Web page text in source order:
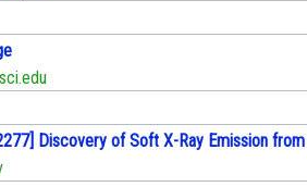
Discovery of Soft X-Ray Emission